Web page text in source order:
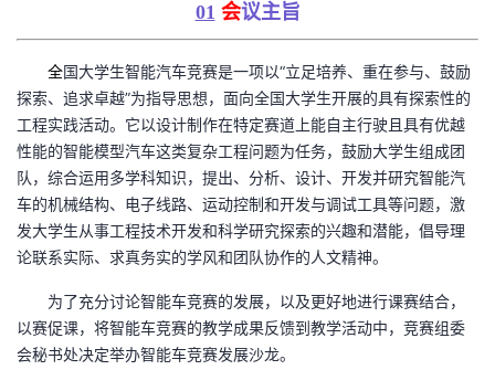
我
的
博
客
我
的
论
坛
我
的
圈
子
我
的
直
播
我
的
活
我
的
我
01 会议主旨
全国大学生智能汽车竞赛是一项以“立足培养、重在参与、鼓励
探索、追求卓越”为指导思想，面向全国大学生开展的具有探索性的
工程实践活动。它以设计制作在特定赛道上能自主行驶且具有优越
性能的智能模型汽车这类复杂工程问题为任务，鼓励大学生组成团
队，综合运用多学科知识，提出、分析、设计、开发并研究智能汽
车的机械结构、电子线路、运动控制和开发与调试工具等问题，激
发大学生从事工程技术开发和科学研究探索的兴趣和潜能，倡导理
论联系实际、求真务实的学风和团队协作的人文精神。
为了充分讨论智能车竞赛的发展，以及更好地进行课赛结合，
以赛促课，将智能车竞赛的教学成果反馈到教学活动中，竞赛组委
会秘书处决定举办智能车竞赛发展沙龙。